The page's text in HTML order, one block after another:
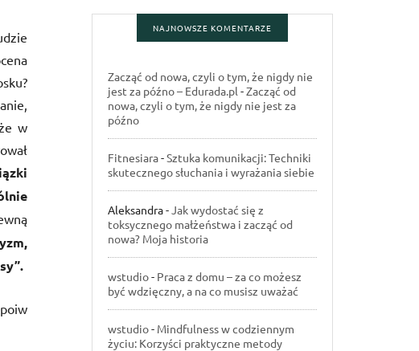
w
”.
NAJNOWSZE KOMENTARZE
Zacząć od nowa, czyli o tym, że nigdy nie
jest za późno – Edurada.pl -Zacząć od
nowa, czyli o tym, że nigdy nie jest za
późno
Fitnesiara-Sztuka komunikacji: Techniki
skutecznego słuchania i wyrażania siebie
Aleksandra-Jak wydostać się z
toksycznego małżeństwa i zacząć od
nowa? Moja historia
wstudio- Praca z domu – za co możesz
być wdzięczny, a na co musisz uważać
wstudio- Mindfulness w codziennym
życiu: Korzyści praktyczne metody